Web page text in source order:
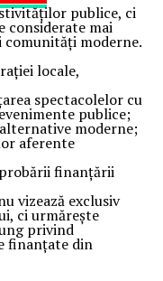
publice, ci
considerate mai
comunități moderne.
locale,
spectacolelor cu
publice;
moderne;
aferente
finanțării
vizează exclusiv
ci urmărește
privind
finanțate din